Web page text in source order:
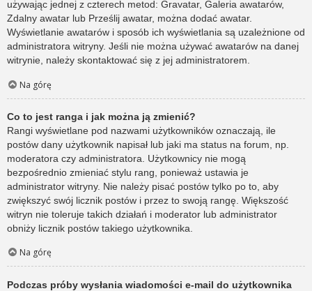
używając jednej z czterech metod: Gravatar, Galeria awatarów,
Zdalny awatar lub Prześlij awatar, można dodać awatar.
Wyświetlanie awatarów i sposób ich wyświetlania są uzależnione od
administratora witryny. Jeśli nie można używać awatarów na danej
witrynie, należy skontaktować się z jej administratorem.
Na górę
Co to jest ranga i jak można ją zmienić?
Rangi wyświetlane pod nazwami użytkowników oznaczają, ile
postów dany użytkownik napisał lub jaki ma status na forum, np.
moderatora czy administratora. Użytkownicy nie mogą
bezpośrednio zmieniać stylu rang, ponieważ ustawia je
administrator witryny. Nie należy pisać postów tylko po to, aby
zwiększyć swój licznik postów i przez to swoją rangę. Większość
witryn nie toleruje takich działań i moderator lub administrator
obniży licznik postów takiego użytkownika.
Na górę
Podczas próby wysłania wiadomości e-mail do użytkownika